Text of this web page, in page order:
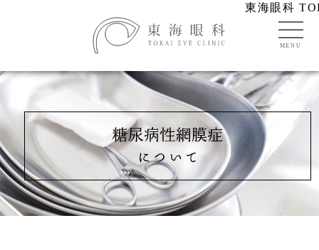
東海眼科